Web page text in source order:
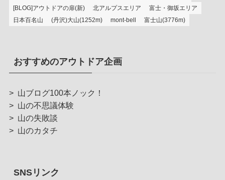
[BLOG]アウトドアの扉(新)
北アルプスエリア
富士・御坂エリア
日本百名山
(丹沢)大山(1252m) mont-bell 富士山(3776m)
おすすめのアウトドア企画
> 山ブログ100本ノック！
> 山の不思議体験
> 山の失敗談
> 山のカタチ
SNSリンク